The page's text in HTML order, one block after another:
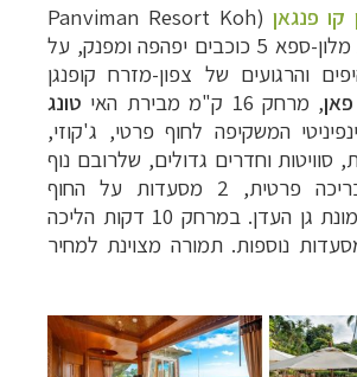
קו פנגאן(
Panviman Resort Koh
) הוא מלון-ספא 5 כוכבים יפהפה ומפנק, על
והרגועים של צפון-מזרח קופנגן
, מרחק 16 ק"מ מבירת האי
טונג
המשקיפה לחוף פרטי, ג'קוזי,
סוויטות וחדרים גדולים, שלרובם נוף
לים ולחלקם בריכה פרטית, 2 מסעדות על החוף
משלימות את תמונת גן העדן. במרחק 10 דקות הליכה
נוספות. תמורה מצוינת למחיר